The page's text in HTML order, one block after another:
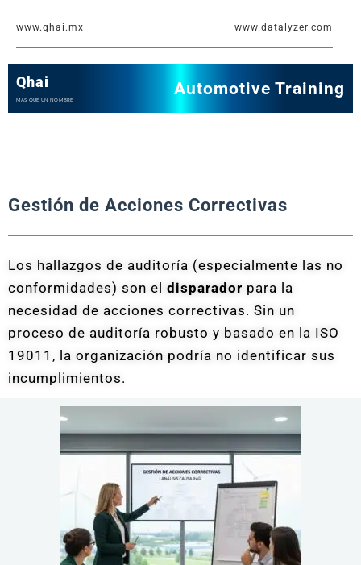
www.qhai.mx www.datalyzer.com
Qhai
MÁS QUE UN NOMBRE
Automotive Training
Gestión de Acciones Correctivas
Los hallazgos de auditoría (especialmente las no
conformidades) son el disparador para la
necesidad de acciones correctivas. Sin un
proceso de auditoría robusto y basado en la ISO
19011, la organización podría no identificar sus
incumplimientos.